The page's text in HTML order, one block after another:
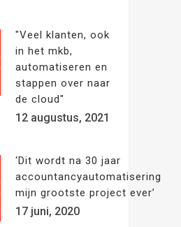
"Veel klanten, ook
in het mkb,
automatiseren en
stappen over naar
de cloud"
12 augustus, 2021
‘Dit wordt na 30 jaar
accountancyautomatisering
mijn grootste project ever’
17 juni, 2020